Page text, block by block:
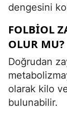
dengesini
FOLBIOL
OLUR MU?
Doğrudan
olarak kilo
bulunabilir.